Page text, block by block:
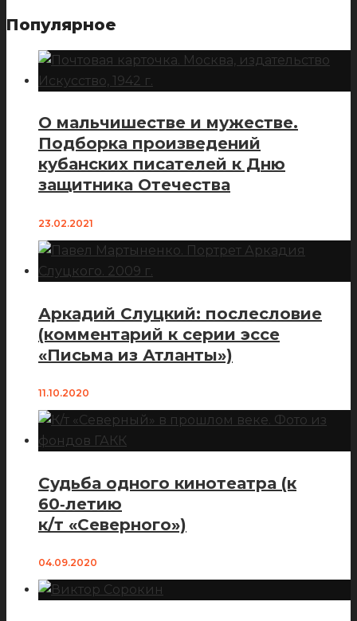
Популярное
О мальчишестве и мужестве.
Подборка произведений
кубанских писателей к Дню
защитника Отечества
23.02.2021
Аркадий Слуцкий: послесловие
(комментарий к серии эссе
«Письма из Атланты»)
11.10.2020
Судьба одного кинотеатра (к
60‑летию
к/т «Северного»)
04.09.2020